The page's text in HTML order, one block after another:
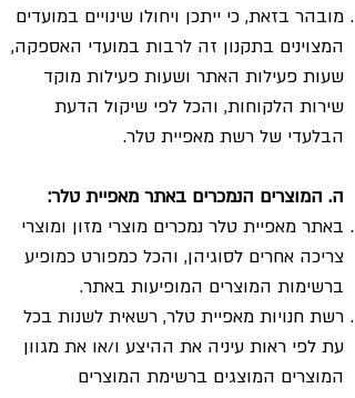
מובהר בזאת, כי ייתכן ויחולו שינויים במועדים
המצוינים בתקנון זה לרבות במועדי האספקה,
שעות פעילות האתר ושעות פעילות מוקד
שירות הלקוחות, והכל לפי שיקול הדעת
הבלעדי של רשת מאפיית טלר.
ה. המוצרים הנמכרים באתר מאפיית טלר:
באתר מאפיית טלר נמכרים מוצרי מזון ומוצרי
צריכה אחרים לסוגיהן, והכל כמפורט כמופיע
ברשימות המוצרים המופיעות באתר.
רשת חנויות מאפיית טלר, רשאית לשנות בכל
עת לפי ראות עיניה את ההיצע ו/או את מגוון
המוצרים המוצגים ברשימת המוצרים